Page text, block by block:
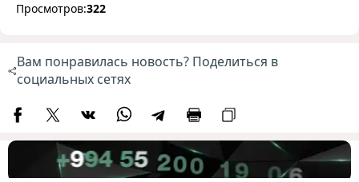
Просмотров:322
Вам понравилась новость? Поделиться в
социальных сетях